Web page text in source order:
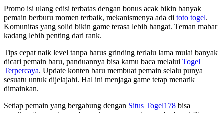
Promo isi ulang edisi terbatas dengan bonus acak bikin banyak
pemain berburu momen terbaik, mekanismenya ada di toto togel.
Komunitas yang solid bikin game terasa lebih hangat. Teman mabar
kadang lebih penting dari rank.
Tips cepat naik level tanpa harus grinding terlalu lama mulai banyak
dicari pemain baru, panduannya bisa kamu baca melalui Togel
Terpercaya. Update konten baru membuat pemain selalu punya
sesuatu untuk dijelajahi. Hal ini menjaga game tetap menarik
dimainkan.
Setiap pemain yang bergabung dengan Situs Togel178 bisa